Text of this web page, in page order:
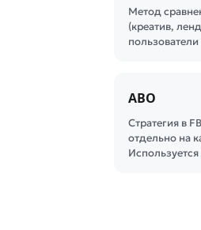
Метод
(креатив,
ABO
Стратегия в
отдельно на